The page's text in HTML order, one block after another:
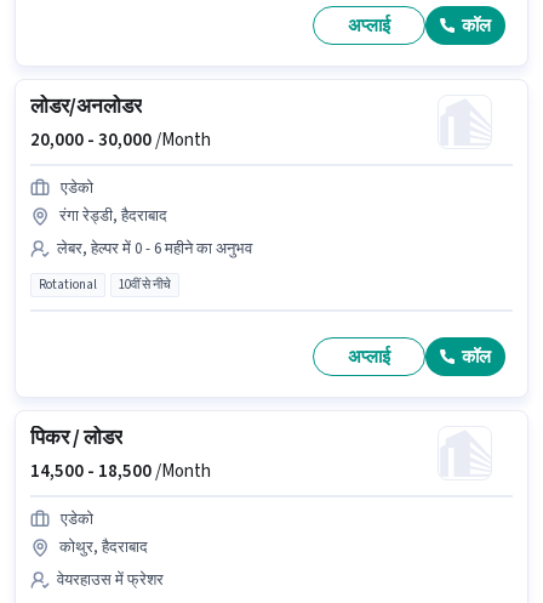
अप्लाई कॉल
लोडर/अनलोडर
20,000 -30,000/Month
एडेको
रंगा रेड्डी, हैदराबाद
लेबर, हेल्पर में 0 - 6 महीने का अनुभव
Rotational 10वीं से नीचे
अप्लाई कॉल
पिकर / लोडर
14,500 - 18,500/Month
एडेको
कोथुर, हैदराबाद
वेयरहाउस में फ्रेशर